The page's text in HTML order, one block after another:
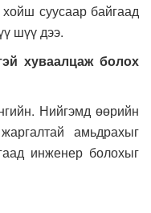
суусаар байгаад
шүү дээ.
хуваалцаж болох
Нийгэмд өөрийн
амьдрахыг
инженер болохыг